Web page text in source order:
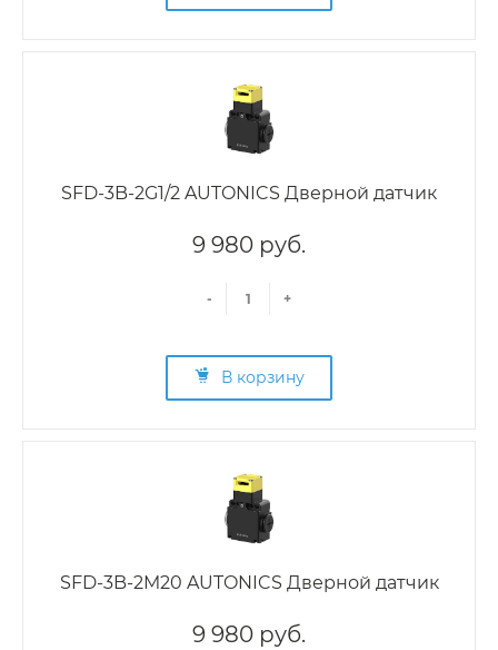
SFD-3B-2G1/2 AUTONICS Дверной датчик
9 980 руб.
- +
В корзину
SFD-3B-2M20 AUTONICS Дверной датчик
9 980 руб.